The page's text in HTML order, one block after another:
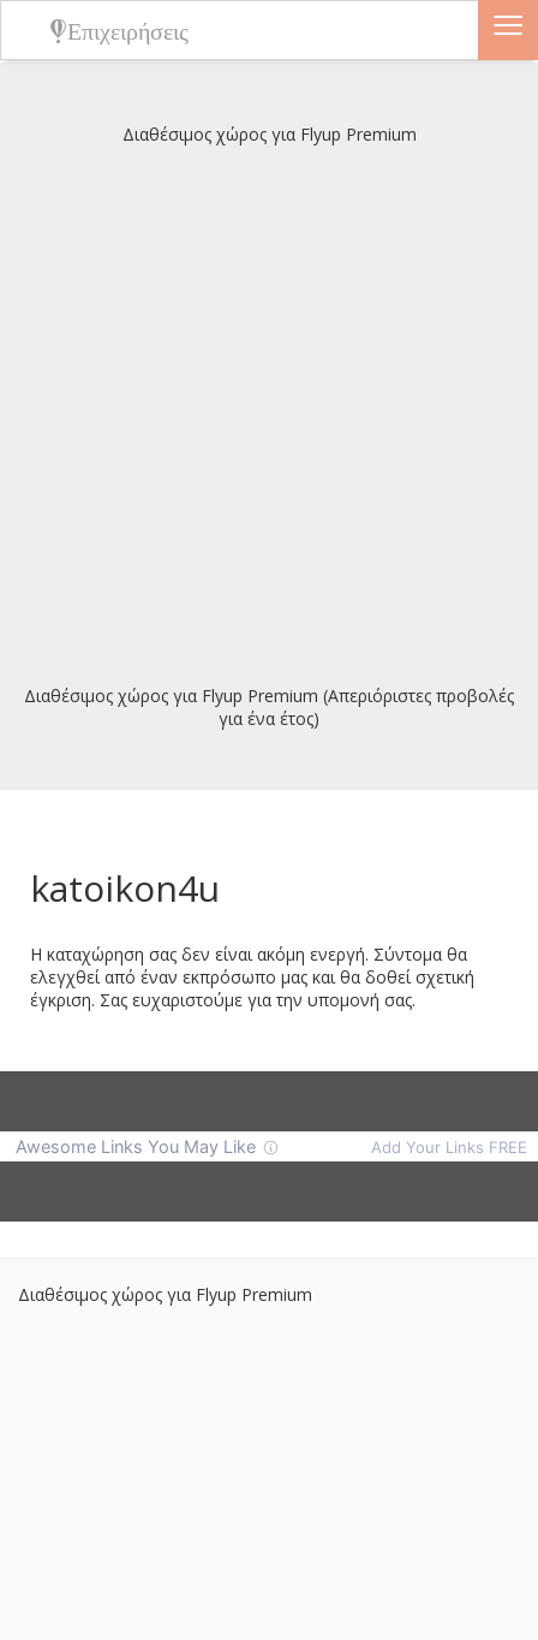
Διαθέσιμος χώρος για Flyup Premium
Διαθέσιμος χώρος για Flyup Premium (Απεριόριστες προβολές
για ένα έτος)
katoikon4u
Η καταχώρηση σας δεν είναι ακόμη ενεργή. Σύντομα θα
ελεγχθεί από έναν εκπρόσωπο μας και θα δοθεί σχετική
έγκριση. Σας ευχαριστούμε για την υπομονή σας.
Διαθέσιμος χώρος για Flyup Premium
Επιχειρήσεις ≡